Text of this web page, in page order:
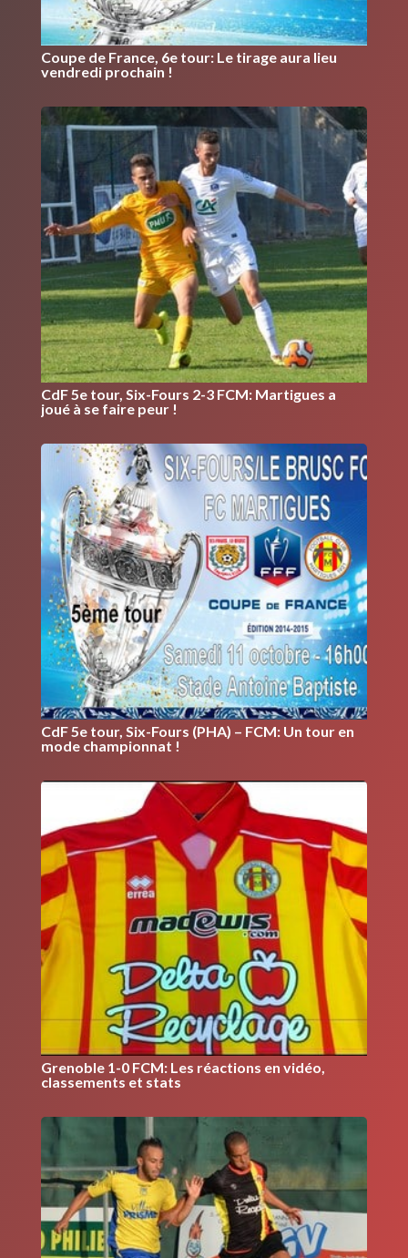
Coupe de France, 6e tour: Le tirage aura lieu
vendredi prochain !
CdF 5e tour, Six-Fours 2-3 FCM: Martigues a
joué à se faire peur !
CdF 5e tour, Six-Fours (PHA) – FCM: Un tour en
mode championnat !
Grenoble 1-0 FCM: Les réactions en vidéo,
classements et stats